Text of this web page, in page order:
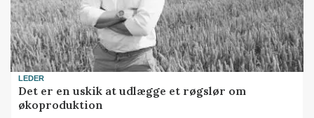
LEDER
Det er en uskik at udlægge et røgslør om
økoproduktion